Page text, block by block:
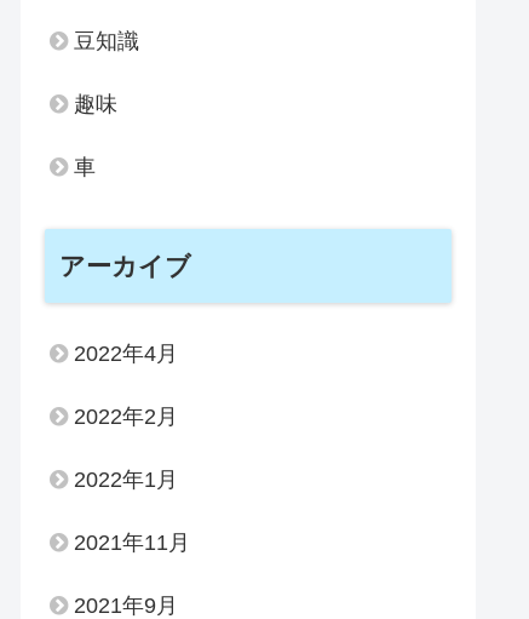
豆知識
趣味
車
アーカイブ
2022年4月
2022年2月
2022年1月
2021年11月
2021年9月